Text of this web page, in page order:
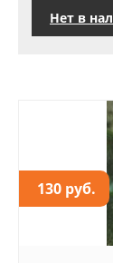
Нет в
130 руб.